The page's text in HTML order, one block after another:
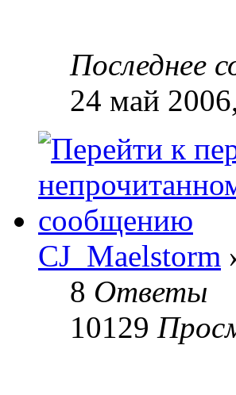
Последнее
24 май
CJ_Maelstorm
8 Ответы
10129